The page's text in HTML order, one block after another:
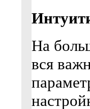
На
вся